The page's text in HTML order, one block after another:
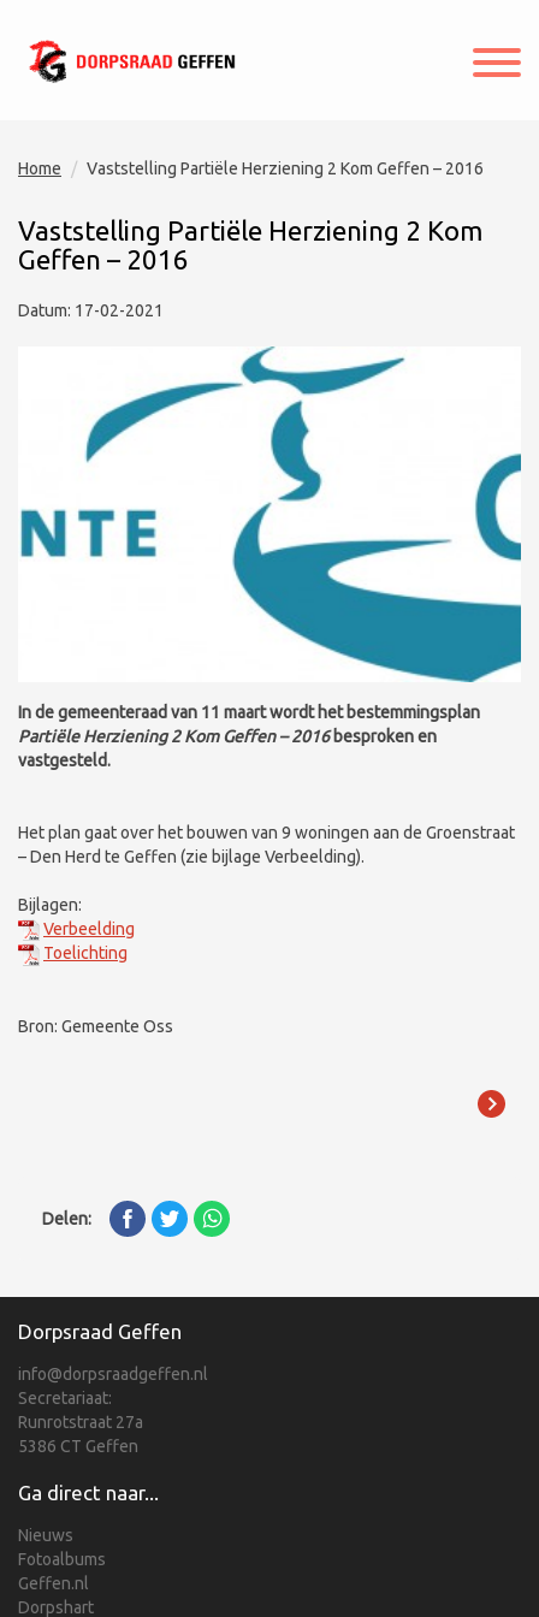
Home Vaststelling Partiële Herziening 2 Kom Geffen – 2016
Vaststelling Partiële Herziening 2 Kom
Geffen – 2016
Datum: 17-02-2021
In de gemeenteraad van 11 maartwordt het bestemmingsplan
Partiële Herziening 2 Kom Geffen – 2016besproken en
vastgesteld.
Het plan gaat over het bouwen van 9 woningen aan de Groenstraat
– Den Herd te Geffen (zie bijlage Verbeelding).
Bijlagen:
Verbeelding
Toelichting
Bron: Gemeente Oss
Delen:
Dorpsraad Geffen
info@dorpsraadgeffen.nl
Secretariaat:
Runrotstraat 27a
5386 CT Geffen
Ga direct naar...
Nieuws
Fotoalbums
Geffen.nl
Dorpshart